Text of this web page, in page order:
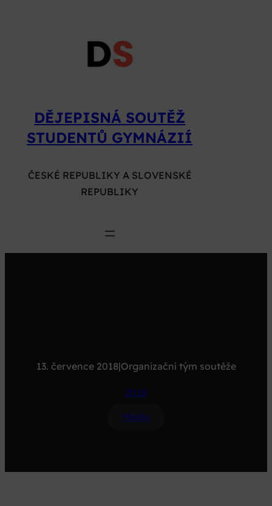
DĚJEPISNÁ SOUTĚŽ
STUDENTŮ GYMNÁZIÍ
ČESKÉ REPUBLIKY A SLOVENSKÉ
REPUBLIKY
13. července 2018|Organizační tým soutěže
2018
Média